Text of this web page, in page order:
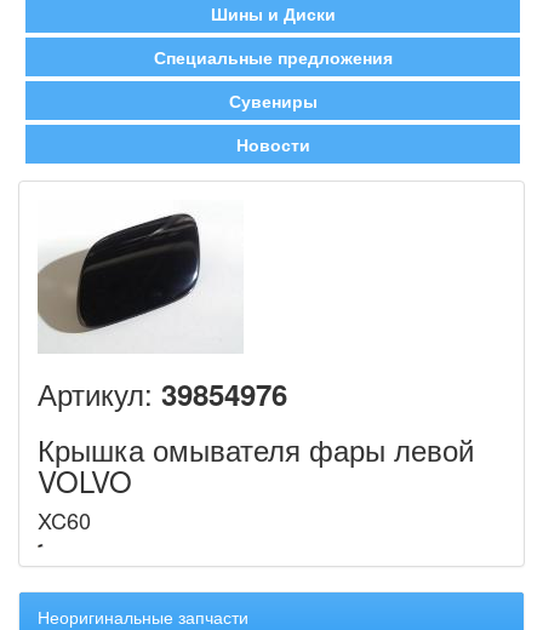
Шины и Диски
Специальные предложения
Сувениры
Новости
Артикул: 39854976
Крышка омывателя фары левой
VOLVO
XC60
Неоригинальные запчасти